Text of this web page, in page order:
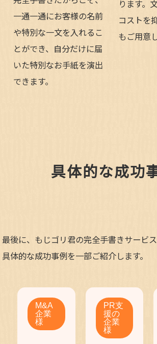
一通一通にお客様の名前
や特別な一文を入れるこ
とができ、自分だけに届
いた特別なお手紙を演出
できます。
ります。
コストを
もご用意
具体的な成功
最後に、もじゴリ君の完全手書きサービ
具体的な成功事例を一部ご紹介します。
M&A
企業
様
PR支
援の
企業
様